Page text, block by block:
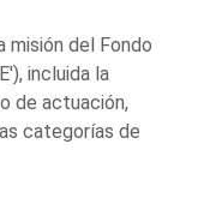
del Fondo
incluida la
de actuación,
categorías de